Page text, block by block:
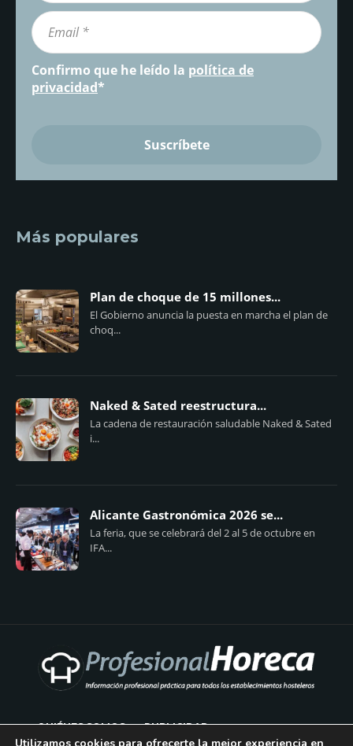
Confirmo que he leído la política de
privacidad*
Más populares
Plan de choque de 15 millones...
El Gobierno anuncia la puesta en marcha el plan de
choq...
Naked & Sated reestructura...
La cadena de restauración saludable Naked & Sated
i...
Alicante Gastronómica 2026 se...
La feria, que se celebrará del 2 al 5 de octubre en
IFA...
QUIÉNES SOMOS PUBLICIDAD